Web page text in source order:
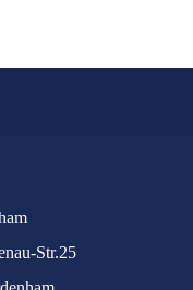
Str.25